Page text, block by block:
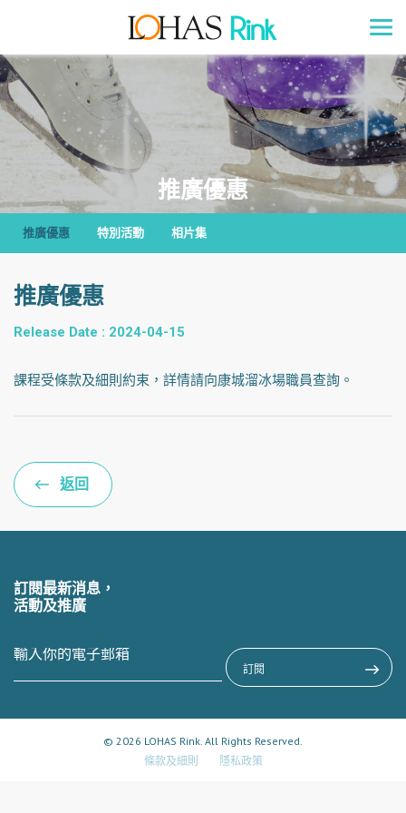
推廣優惠
推廣優惠 特別活動 相片集
推廣優惠
Release Date : 2024-04-15
課程受條款及細則約束，詳情請向康城溜冰場職員查詢。
返回
訂閱最新消息，
活動及推廣
© 2026 LOHAS Rink. All Rights Reserved.
條款及細則
隱私政策